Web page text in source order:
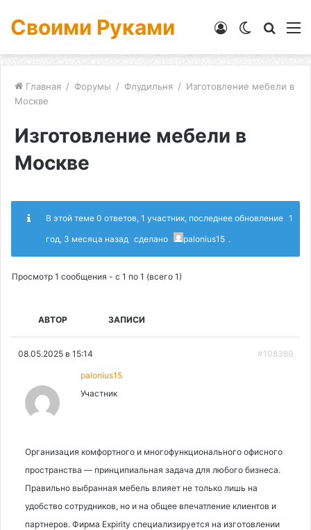
Своими Руками
Switch
Войти
Главная / Форумы / Флудильня / Изготовление мебели в
Москве
Изготовление мебели в
Москве
В этой теме 0 ответов, 1 участник, последнее обновление 1
год, 3 месяца назад сделано palonius15 .
Просмотр 1 сообщения - с 1 по 1 (всего 1)
АВТОР ЗАПИСИ
08.05.2025 в 15:14 #108389
palonius15
Участник
Организация комфортного и многофункционального офисного
пространства — принципиальная задача для любого бизнеса.
Правильно выбранная мебель влияет не только лишь на
удобство сотрудников, но и на общее впечатление клиентов и
партнеров. Фирма Expirity специализируется на изготовлении